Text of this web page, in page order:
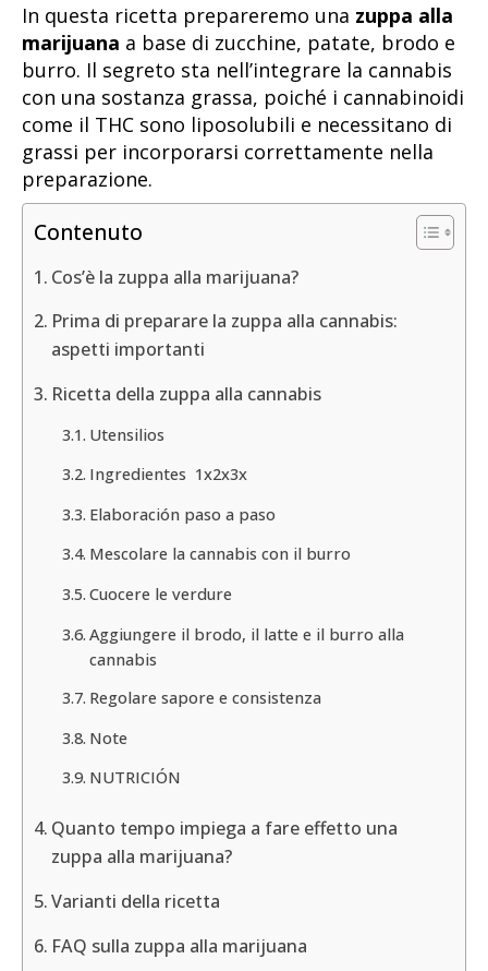
In questa ricetta prepareremo una zuppa alla
marijuana a base di zucchine, patate, brodo e
burro. Il segreto sta nell’integrare la cannabis
con una sostanza grassa, poiché i cannabinoidi
come il THC sono liposolubili e necessitano di
grassi per incorporarsi correttamente nella
preparazione.
Contenuto
Cos’è la zuppa alla marijuana?
Prima di preparare la zuppa alla cannabis:
aspetti importanti
Ricetta della zuppa alla cannabis
Utensilios
Ingredientes 1x2x3x
Elaboración paso a paso
Mescolare la cannabis con il burro
Cuocere le verdure
Aggiungere il brodo, il latte e il burro alla
cannabis
Regolare sapore e consistenza
Note
NUTRICIÓN
Quanto tempo impiega a fare effetto una
zuppa alla marijuana?
Varianti della ricetta
FAQ sulla zuppa alla marijuana